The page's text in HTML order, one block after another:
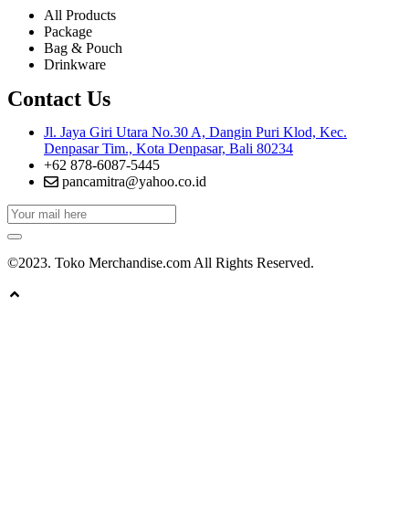
All Products
Package
Bag & Pouch
Drinkware
Contact Us
Jl. Jaya Giri Utara No.30 A, Dangin Puri Klod, Kec.
Denpasar Tim., Kota Denpasar, Bali 80234
+62 878-6087-5445
pancamitra@yahoo.co.id
©2023. Toko Merchandise.com All Rights Reserved.